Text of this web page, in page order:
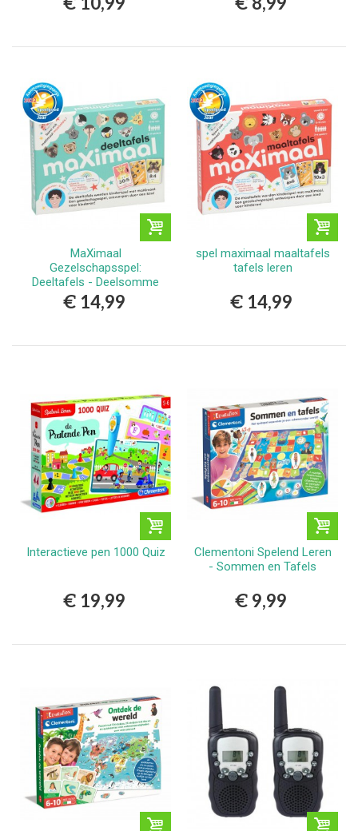
MaXimaal
Gezelschapsspel:
Deeltafels - Deelsomme
€ 14,99
spel maximaal maaltafels
tafels leren
€ 14,99
Interactieve pen 1000 Quiz
€ 19,99
Clementoni Spelend Leren
- Sommen en Tafels
€ 9,99